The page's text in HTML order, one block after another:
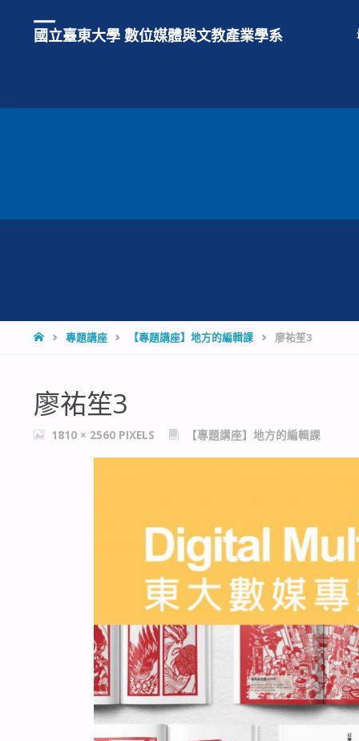
國立臺東大學 數位媒體與文教產業學系
HOME專題講座 【專題講座】地方的編輯課 廖祐笙3
廖祐笙3
FULL1810 × 2560 PIXELS 【專題講座】地方的編輯課